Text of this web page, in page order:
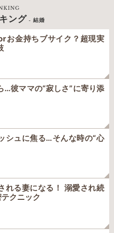
ング - 結婚
お金持ちブサイク？超現実
…彼ママの“寂しさ”に寄り添
シュに焦る…そんな時の“心
れる妻になる！ 溺愛され続
クニック